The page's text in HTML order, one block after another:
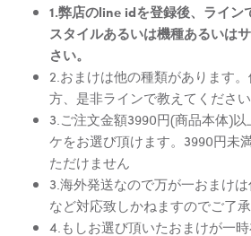
1.弊店のline idを登録後、ライン
スタイルあるいは機種あるいは
さい。
2.おまけは他の種類があります
方、是非ラインで教えてください
3.ご注文金額3990円(商品本体)
ケをお選び頂けます。3990円未
ただけません
3.海外発送なので万が一おまけ
など対応致しかねますのでご了承
4.もしお選び頂いたおまけが一